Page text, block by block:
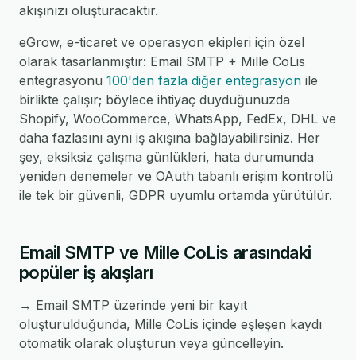
akışınızı oluşturacaktır.
eGrow, e-ticaret ve operasyon ekipleri için özel
olarak tasarlanmıştır: Email SMTP + Mille CoLis
entegrasyonu 100'den fazla diğer entegrasyon ile
birlikte çalışır; böylece ihtiyaç duyduğunuzda
Shopify, WooCommerce, WhatsApp, FedEx, DHL ve
daha fazlasını aynı iş akışına bağlayabilirsiniz. Her
şey, eksiksiz çalışma günlükleri, hata durumunda
yeniden denemeler ve OAuth tabanlı erişim kontrolü
ile tek bir güvenli, GDPR uyumlu ortamda yürütülür.
Email SMTP ve Mille CoLis arasındaki
popüler iş akışları
→ Email SMTP üzerinde yeni bir kayıt
oluşturulduğunda, Mille CoLis içinde eşleşen kaydı
otomatik olarak oluşturun veya güncelleyin.